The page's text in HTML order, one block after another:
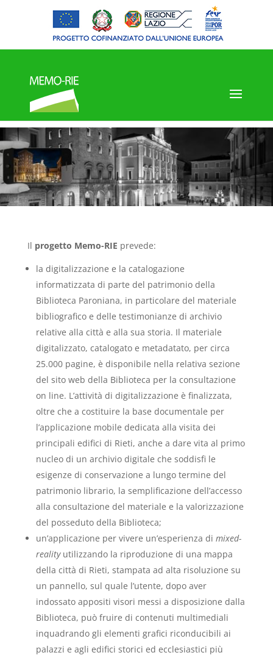
Il progetto Memo-RIE prevede:
la digitalizzazione e la catalogazione
informatizzata di parte del patrimonio della
Biblioteca Paroniana, in particolare del materiale
bibliografico e delle testimonianze di archivio
relative alla città e alla sua storia. Il materiale
digitalizzato, catalogato e metadatato, per circa
25.000 pagine, è disponibile nella relativa sezione
del sito web della Biblioteca per la consultazione
on line. L’attività di digitalizzazione è finalizzata,
oltre che a costituire la base documentale per
l’applicazione mobile dedicata alla visita dei
principali edifici di Rieti, anche a dare vita al primo
nucleo di un archivio digitale che soddisfi le
esigenze di conservazione a lungo termine del
patrimonio librario, la semplificazione dell’accesso
alla consultazione del materiale e la valorizzazione
del posseduto della Biblioteca;
un’applicazione per vivere un’esperienza di mixed-
realityutilizzando la riproduzione di una mappa
della città di Rieti, stampata ad alta risoluzione su
un pannello, sul quale l’utente, dopo aver
indossato appositi visori messi a disposizione dalla
Biblioteca, può fruire di contenuti multimediali
inquadrando gli elementi grafici riconducibili ai
palazzi e agli edifici storici ed ecclesiastici più